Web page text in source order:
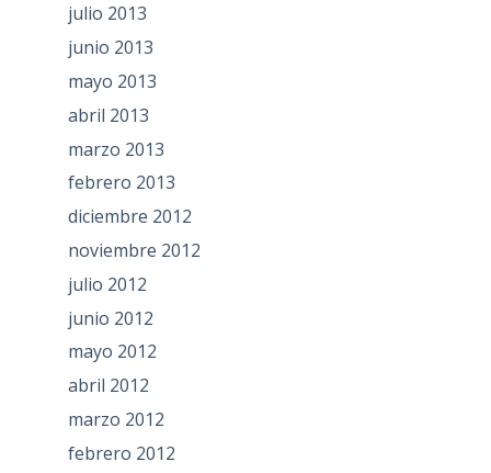
julio 2013
junio 2013
mayo 2013
abril 2013
marzo 2013
febrero 2013
diciembre 2012
noviembre 2012
julio 2012
junio 2012
mayo 2012
abril 2012
marzo 2012
febrero 2012